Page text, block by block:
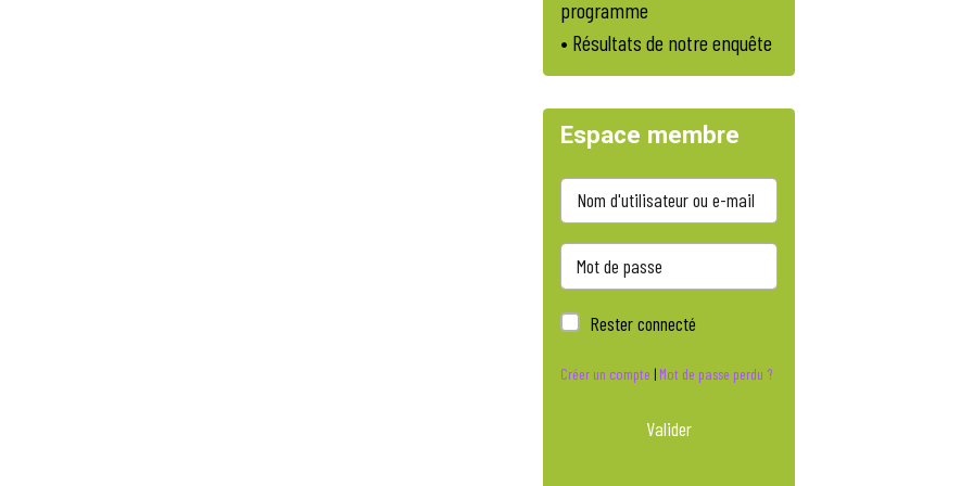
programme
• Résultats de notre enquête
Espace membre
Rester connecté
Créer un compte | Mot de passe perdu ?
Valider